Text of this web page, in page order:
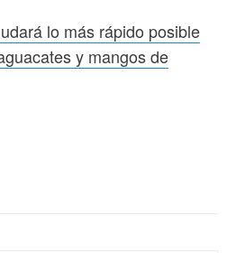
lo más rápido posible
y mangos de